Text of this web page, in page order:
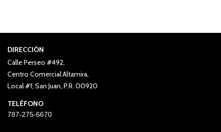
DIRECCIÓN
Calle Perseo #492,
Centro Comercial Altamira,
Local #1, San Juan, P.R. 00920
TELÉFONO
787-275-6670